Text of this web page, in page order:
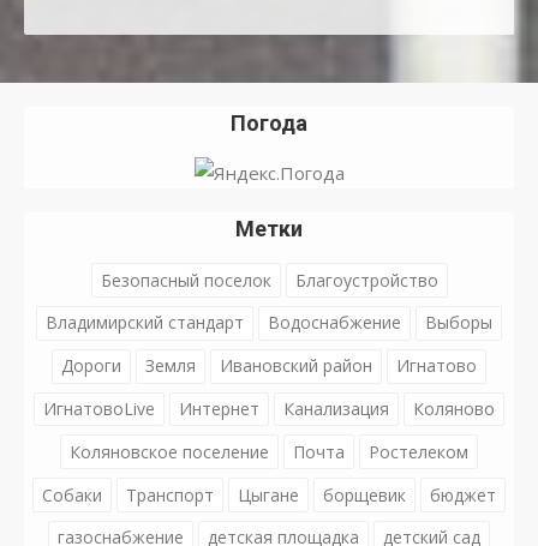
Погода
Метки
Безопасный поселок
Благоустройство
Владимирский стандарт
Водоснабжение
Выборы
Дороги
Земля Ивановский район
Игнатово
ИгнатовоLive
Интернет Канализация
Коляново
Коляновское поселение
Почта
Ростелеком
Собаки
Транспорт Цыгане борщевик
бюджет
газоснабжение
детская площадка
детский сад